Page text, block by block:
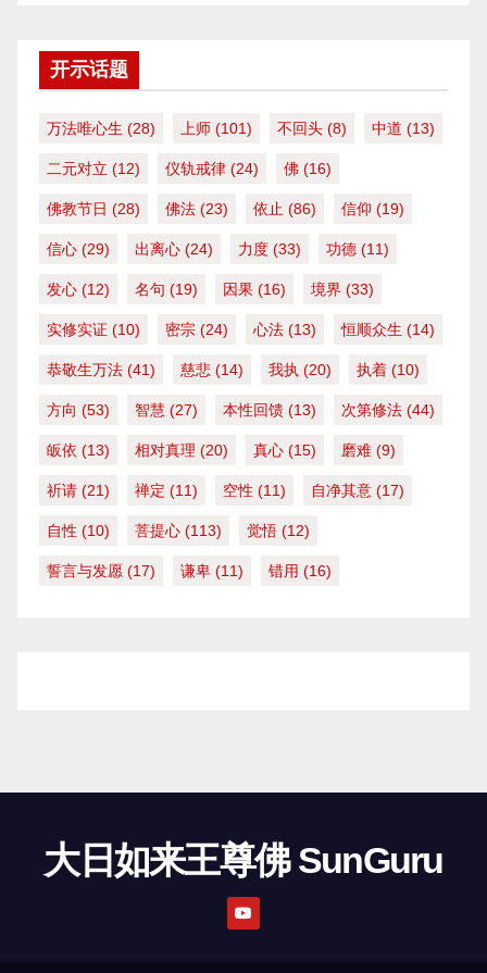
开示话题
万法唯心生 (28) 上师 (101) 不回头 (8) 中道 (13)
二元对立 (12) 仪轨戒律 (24) 佛 (16)
佛教节日 (28) 佛法 (23) 依止 (86) 信仰 (19)
信心 (29) 出离心 (24) 力度 (33) 功德 (11)
发心 (12) 名句 (19) 因果 (16) 境界 (33)
实修实证 (10) 密宗 (24) 心法 (13) 恒顺众生 (14)
恭敬生万法 (41) 慈悲 (14) 我执 (20) 执着 (10)
方向 (53) 智慧 (27) 本性回馈 (13) 次第修法 (44)
皈依 (13) 相对真理 (20) 真心 (15) 磨难 (9)
祈请 (21) 禅定 (11) 空性 (11) 自净其意 (17)
自性 (10) 菩提心 (113) 觉悟 (12)
誓言与发愿 (17) 谦卑 (11) 错用 (16)
大日如来王尊佛 SunGuru